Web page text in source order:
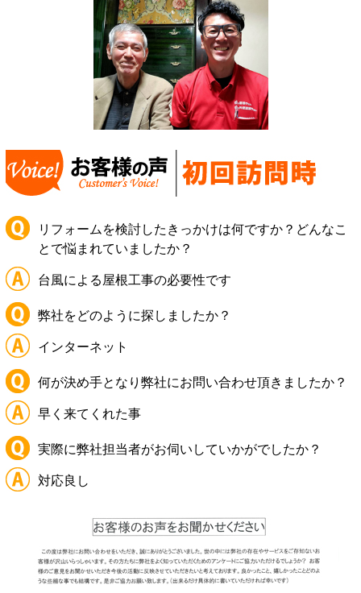
リフォームを検討したきっかけは何ですか？どんなこ
とで悩まれていましたか？
台風による屋根工事の必要性です
弊社をどのように探しましたか？
インターネット
何が決め手となり弊社にお問い合わせ頂きましたか？
早く来てくれた事
実際に弊社担当者がお伺いしていかがでしたか？
対応良し